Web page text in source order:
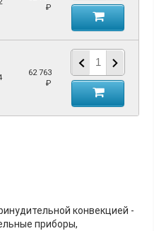
₽
62 763
₽
конвекцией -
приборы,